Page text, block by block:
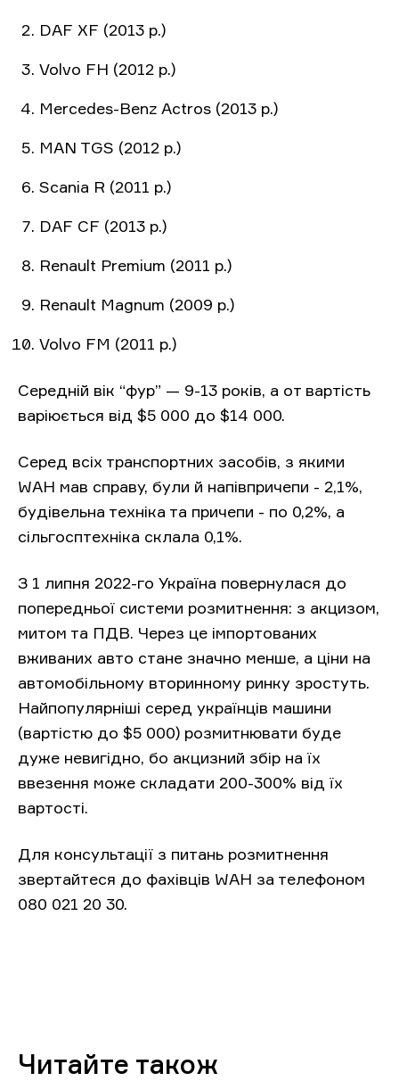
DAF XF (2013 р.)
Volvo FH (2012 р.)
Mercedes-Benz Actros (2013 р.)
MAN TGS (2012 р.)
Scania R (2011 р.)
DAF CF (2013 р.)
Renault Premium (2011 р.)
Renault Magnum (2009 р.)
Volvo FM (2011 р.)
Середній вік “фур” — 9-13 років, а от вартість
варіюється від $5 000 до $14 000.
Серед всіх транспортних засобів, з якими
WAH мав справу, були й напівпричепи - 2,1%,
будівельна техніка та причепи - по 0,2%, а
сільгосптехніка склала 0,1%.
З 1 липня 2022-го Україна повернулася до
попередньої системи розмитнення: з акцизом,
митом та ПДВ. Через це імпортованих
вживаних авто стане значно менше, а ціни на
автомобільному вторинному ринку зростуть.
Найпопулярніші серед українців машини
(вартістю до $5 000) розмитнювати буде
дуже невигідно, бо акцизний збір на їх
ввезення може складати 200-300% від їх
вартості.
Для консультації з питань розмитнення
звертайтеся до фахівців WAH за телефоном
080 021 20 30.
Читайте також